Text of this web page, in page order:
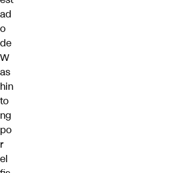
ad
o
de
W
as
hin
to
ng
po
r
el